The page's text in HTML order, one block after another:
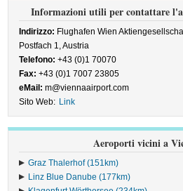
Informazioni utili per contattare
Indirizzo: Flughafen Wien
Postfach 1, Austria
Telefono: +43 (0)1 70070
Fax: +43 (0)1 7007 23805
eMail: m@viennaairport.com
Sito Web: Link
Aeroporti vicini a
Graz Thalerhof (151km)
Linz Blue Danube (177km)